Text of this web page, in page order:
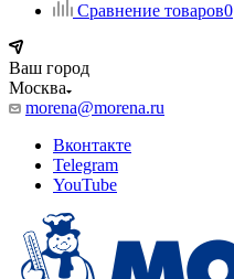
Сравнение товаров0
Ваш город
Москва
morena@morena.ru
Вконтакте
Telegram
YouTube